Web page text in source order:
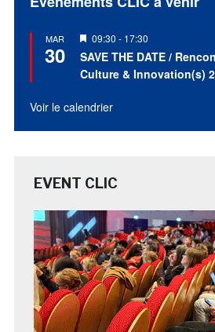
MAR
30
Mis
en
avant
09:30 - 17:30
SAVE THE DATE /
Culture & Innovation(s)
Voir le calendrier
EVENT CLIC